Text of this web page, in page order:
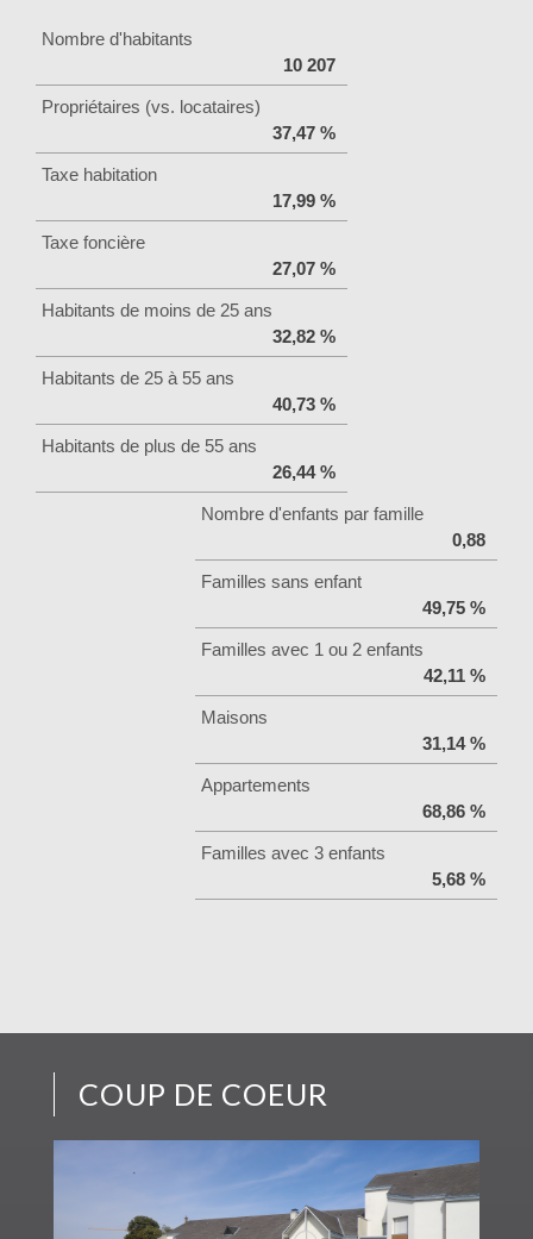
Nombre d'habitants
10 207
Propriétaires (vs. locataires)
37,47 %
Taxe habitation
17,99 %
Taxe foncière
27,07 %
Habitants de moins de 25 ans
32,82 %
Habitants de 25 à 55 ans
40,73 %
Habitants de plus de 55 ans
26,44 %
Nombre d'enfants par famille
0,88
Familles sans enfant
49,75 %
Familles avec 1 ou 2 enfants
42,11 %
Maisons
31,14 %
Appartements
68,86 %
Familles avec 3 enfants
5,68 %
COUP DE COEUR